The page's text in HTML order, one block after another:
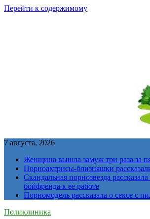
Перейти к содержимому
7 августа, 2026
Женщина вышла замуж три раза за
Порноактрисы-близняшки
Скандальная порнозвезда
бойфренда к ее работе
Порномодель рассказала о сексе с
Поликлиника